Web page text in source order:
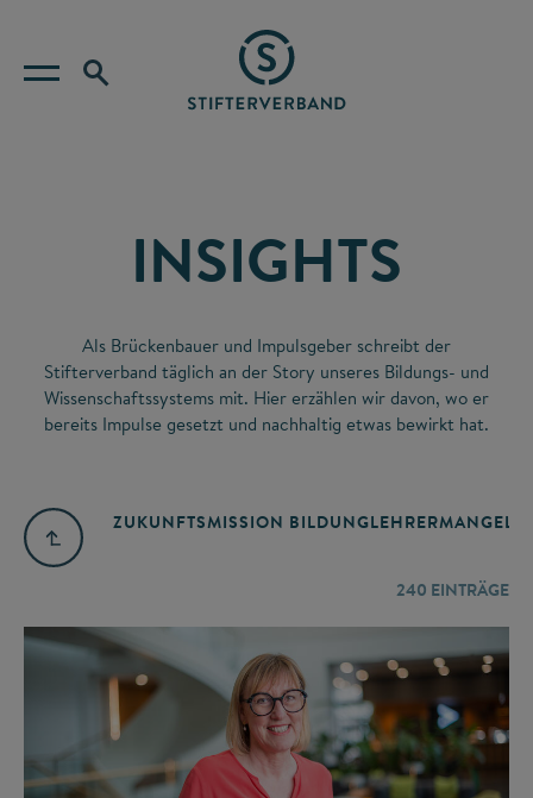
INSIGHTS
Als Brückenbauer und Impulsgeber schreibt der
Stifterverband täglich an der Story unseres Bildungs- und
Wissenschaftssystems mit. Hier erzählen wir davon, wo er
bereits Impulse gesetzt und nachhaltig etwas bewirkt hat.
ZUKUNFTSMISSION BILDUNGLEHRERMANGEL
240 EINTRÄGE